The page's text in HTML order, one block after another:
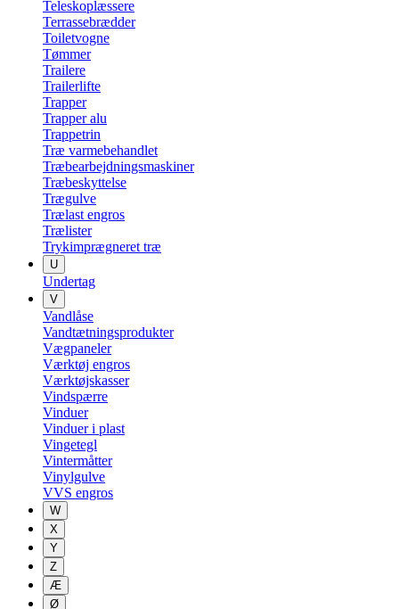
Teleskoplæssere
Terrassebrædder
Toiletvogne
Tømmer
Trailere
Trailerlifte
Trapper
Trapper alu
Trappetrin
Træ varmebehandlet
Træbearbejdningsmaskiner
Træbeskyttelse
Trægulve
Trælast engros
Trælister
Trykimprægneret træ
U
Undertag
V
Vandlåse
Vandtætningsprodukter
Vægpaneler
Værktøj engros
Værktøjskasser
Vindspærre
Vinduer
Vinduer i plast
Vingetegl
Vintermåtter
Vinylgulve
VVS engros
W
X
Y
Z
Æ
Ø